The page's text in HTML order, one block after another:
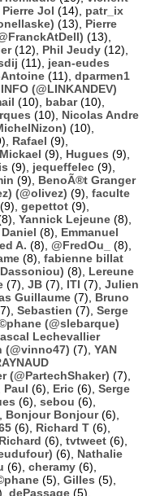
Pierre Jol (14), patr_ix
(13), Pierre
(13),
(12), Phil Jeudy (12),
(11), jean-eudes
(11), dparmen1
INFO (@LINKANDEV)
(10), babar(10),
(10), Nicolas Andre
(10),
Rafael (9),
Mickael (9), Hugues (9),
(9), jequeffelec (9),
(9), BenoÃ®t Granger
(@olivez) (9), faculte
(9), gepettot (9),
Yannick Lejeune (8),
Daniel (8), Emmanuel
A. (8), @FredOu_
(8),
(8), fabienne billat
(8), Lereune
(7), JB (7), ITI (7), Julien
Guillaume (7), Bruno
Sebastien (7), Serge
(@slebarque)
Lechevallier
(7), YAN
(@PartechShaker) (7),
Paul (6), Eric (6), Serge
(6), sebou (6),
Bonjour Bonjour(6),
(6), Richard T (6),
Richard (6), tvtweet (6),
(6), Nathalie
(6), cheramy (6),
(5), Gilles (5),
dePassage (5),